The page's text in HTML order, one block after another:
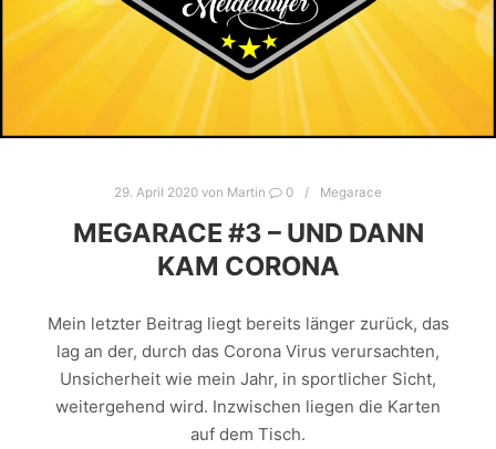
29. April 2020 von Martin 0 Megarace
MEGARACE #3 – UND DANN
KAM CORONA
Mein letzter Beitrag liegt bereits länger zurück, das
lag an der, durch das Corona Virus verursachten,
Unsicherheit wie mein Jahr, in sportlicher Sicht,
weitergehend wird. Inzwischen liegen die Karten
auf dem Tisch.